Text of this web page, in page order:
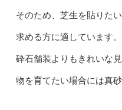
そのため、芝生を貼りた
求める方に適しています。
砕石舗装よりもきれいな
物を育てたい場合には真